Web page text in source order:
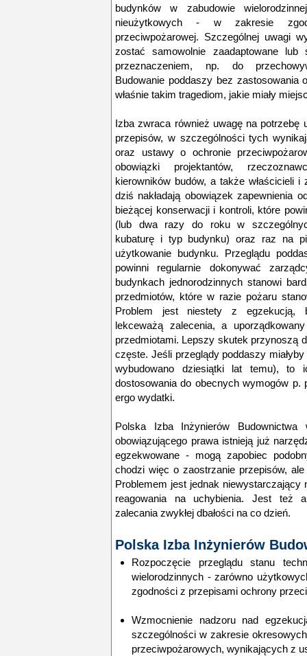
budynków w zabudowie
nieużytkowych - w zakresie
przeciwpożarowej. Szczególnej uwagi
zostać samowolnie zaadaptowane
przeznaczeniem, np. do
Budowanie poddaszy bez zastosowania
właśnie takim tragediom, jakie miały
Izba zwraca również uwagę na potrzebę
przepisów, w szczególności tych
oraz ustawy o ochronie
obowiązki projektantów,
kierowników budów, a także właścicieli
dziś nakładają obowiązek zapewnienia
bieżącej konserwacji i kontroli, które
(lub dwa razy do roku w
kubaturę i typ budynku) oraz raz na
użytkowanie budynku. Przeglądu
powinni regularnie dokonywać
budynkach jednorodzinnych stanowi
przedmiotów, które w razie pożaru
Problem jest niestety z egzekucją,
lekceważą zalecenia, a
przedmiotami. Lepszy skutek przynoszą
częste. Jeśli przeglądy poddaszy
wybudowano dziesiątki lat temu), to
dostosowania do obecnych wymogów
ergo wydatki.
Polska Izba Inżynierów
obowiązującego prawa istnieją już
egzekwowane - mogą zapobiec
chodzi więc o zaostrzanie przepisów,
Problemem jest jednak
reagowania na uchybienia. Jest też
zalecania zwykłej dbałości na co dzień.
Polska Izba Inżynierów
Rozpoczęcie przeglądu stanu
wielorodzinnych - zarówno
zgodności z przepisami ochrony
Wzmocnienie nadzoru nad
szczególności w zakresie
przeciwpożarowych, wynikających z